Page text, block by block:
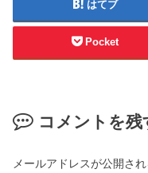
はてブ
Pocket
コメントを残
メールアドレスが公開さ